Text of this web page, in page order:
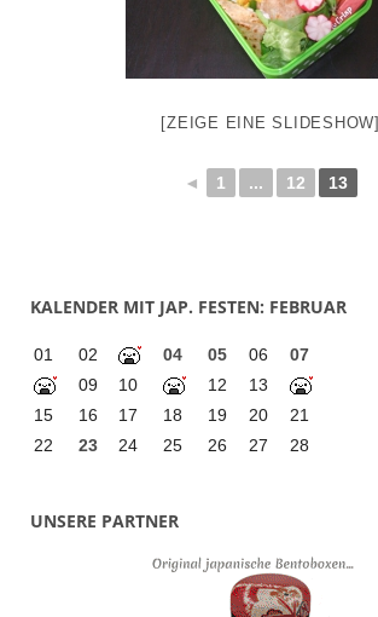
[ZEIGE EINE SLIDESHOW]
◄ 1 ... 12 13
KALENDER MIT JAP. FESTEN: FEBRUAR
01 02 04 05 06
07
09
10 12
13
15
16 17 18 19 20
21
22
23 24 25 26 27 28
UNSERE PARTNER